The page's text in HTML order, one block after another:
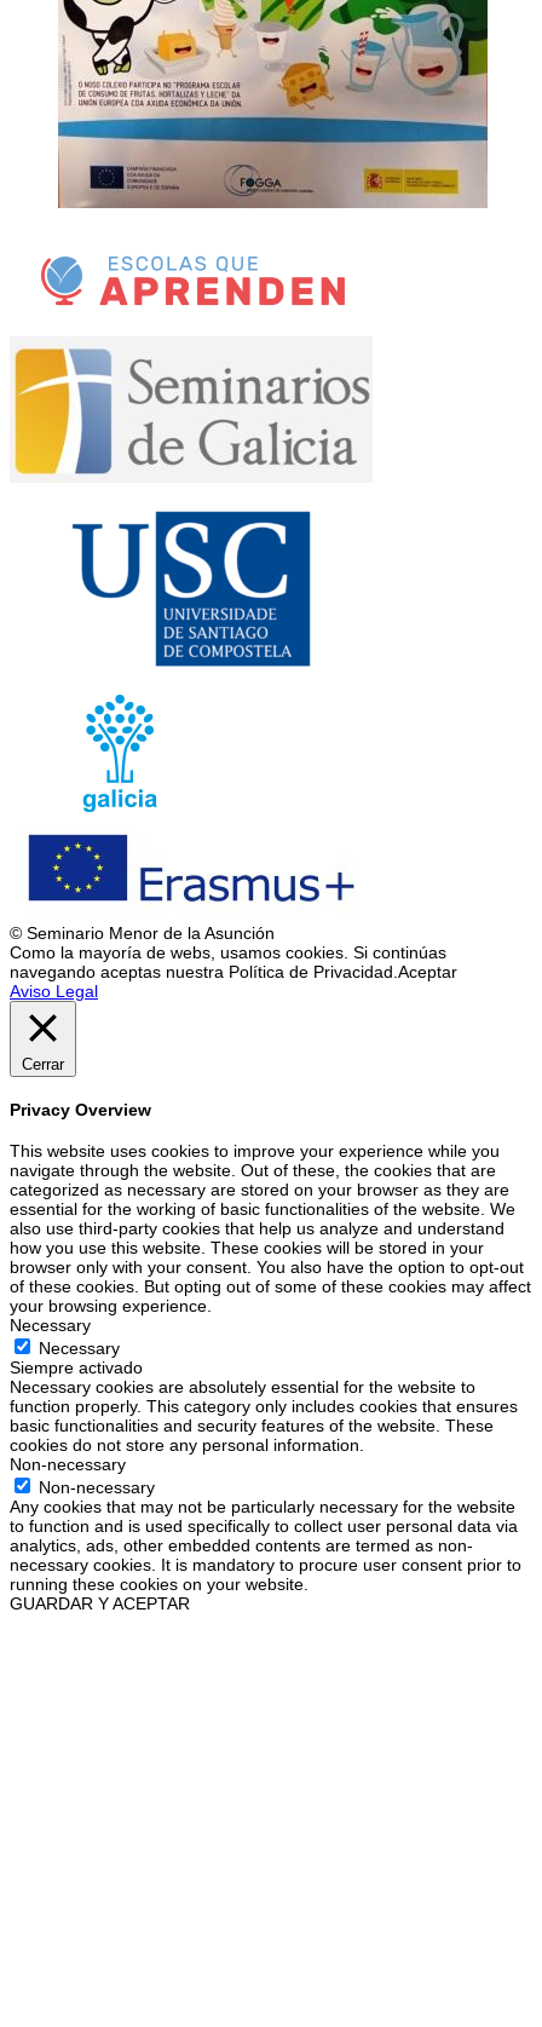
© Seminario Menor de la Asunción
Como la mayoría de webs, usamos cookies. Si continúas
navegando aceptas nuestra Política de Privacidad. Aceptar
Aviso Legal
Cerrar
Privacy Overview
This website uses cookies to improve your experience while you
navigate through the website. Out of these, the cookies that are
categorized as necessary are stored on your browser as they are
essential for the working of basic functionalities of the website. We
also use third-party cookies that help us analyze and understand
how you use this website. These cookies will be stored in your
browser only with your consent. You also have the option to opt-out
of these cookies. But opting out of some of these cookies may affect
your browsing experience.
Necessary
Necessary
Siempre activado
Necessary cookies are absolutely essential for the website to
function properly. This category only includes cookies that ensures
basic functionalities and security features of the website. These
cookies do not store any personal information.
Non-necessary
Non-necessary
Any cookies that may not be particularly necessary for the website
to function and is used specifically to collect user personal data via
analytics, ads, other embedded contents are termed as non-
necessary cookies. It is mandatory to procure user consent prior to
running these cookies on your website.
GUARDAR Y ACEPTAR